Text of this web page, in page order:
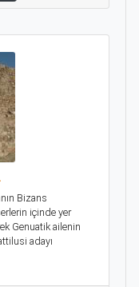
Bizans
içinde yer
Genuatik ailenin
adayı